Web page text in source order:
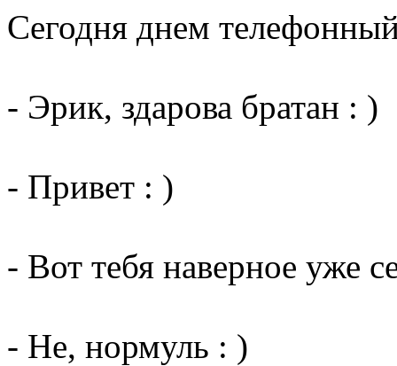
Сегодня днем
- Эрик, здарова братан : )
- Привет : )
- Вот тебя наверное уже
- Не, нормуль : )